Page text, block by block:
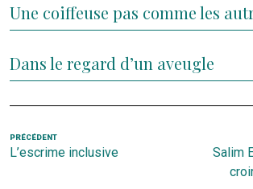
Une coiffeuse pas comme les
Dans le regard d’un aveugle
Navigation
de
Article
précédent
PRÉCÉDENT
L’escrime inclusive
Salim